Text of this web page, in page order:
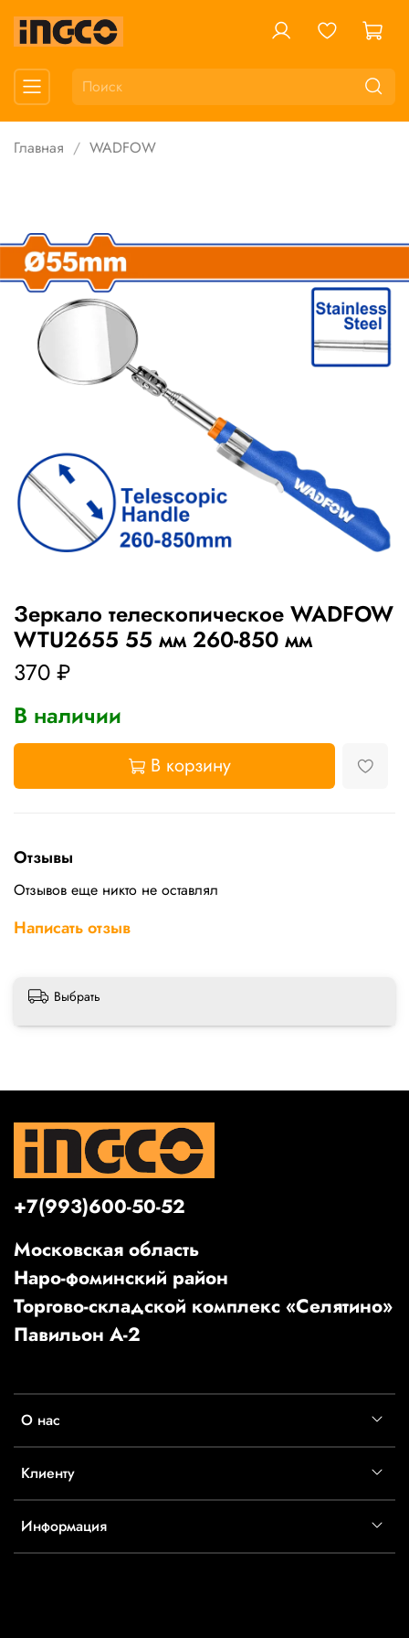
Главная WADFOW
Зеркало телескопическое WADFOW
WTU2655 55 мм 260-850 мм
370 ₽
В наличии
В корзину
Отзывы
Отзывов еще никто не оставлял
Написать отзыв
Выбрать
О нас
Клиенту
Информация
+7(993)600-50-52
Московская область
Наро-фоминский район
Торгово-складской комплекс «Селятино»
Павильон А-2